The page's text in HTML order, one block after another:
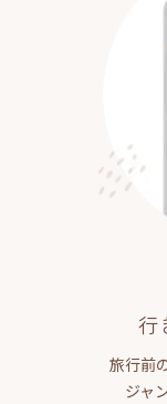
行
旅行前
ジャ